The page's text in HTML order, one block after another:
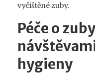
vyčištěné zuby.
Péče o
hygieny